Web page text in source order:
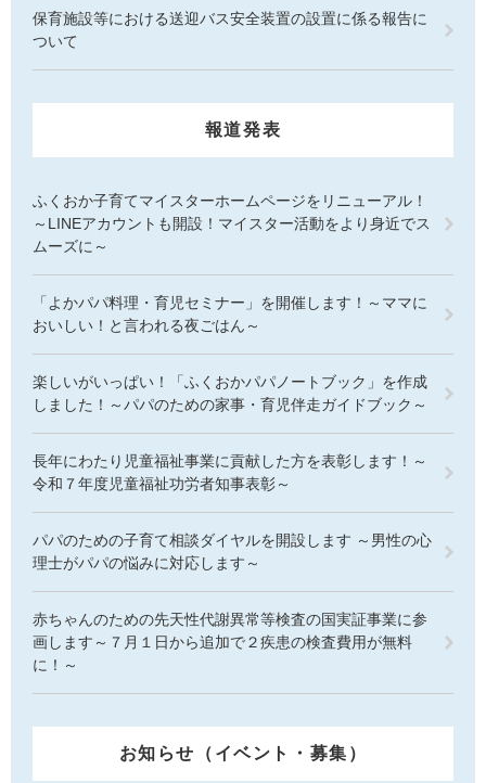
保育施設等における送迎バス安全装置の設置に係る報告に
ついて
報道発表
ふくおか子育てマイスターホームページをリニューアル！
～LINEアカウントも開設！マイスター活動をより身近でス
ムーズに～
「よかパパ料理・育児セミナー」を開催します！～ママに
おいしい！と言われる夜ごはん～
楽しいがいっぱい！「ふくおかパパノートブック」を作成
しました！～パパのための家事・育児伴走ガイドブック～
長年にわたり児童福祉事業に貢献した方を表彰します！～
令和７年度児童福祉功労者知事表彰～
パパのための子育て相談ダイヤルを開設します ～男性の心
理士がパパの悩みに対応します～
赤ちゃんのための先天性代謝異常等検査の国実証事業に参
画します～７月１日から追加で２疾患の検査費用が無料
に！～
お知らせ（イベント・募集）